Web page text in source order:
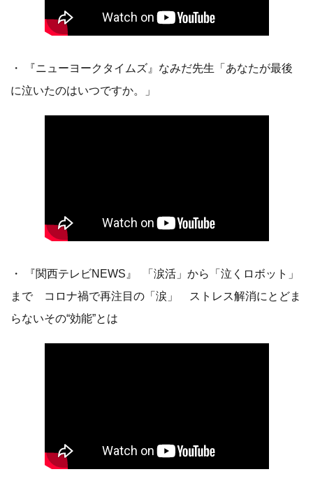
・ 『ニューヨークタイムズ』なみだ先生「あなたが最後
に泣いたのはいつですか。」
・ 『関西テレビNEWS』 「涙活」から「泣くロボット」
まで コロナ禍で再注目の「涙」 ストレス解消にとどま
らないその“効能”とは